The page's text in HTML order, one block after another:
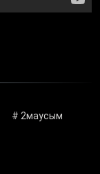
# 2маусым